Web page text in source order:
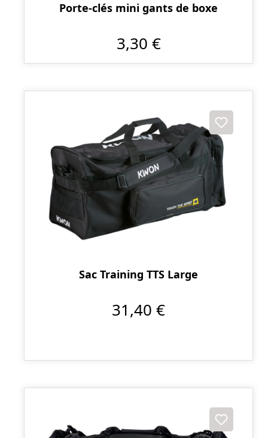
Porte-clés mini gants de boxe
3,30 €
Sac Training TTS Large
31,40 €